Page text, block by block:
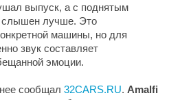
выпуск, а с поднятым
слышен лучше. Это
машины, но для
звук составляет
эмоции.
сообщал 32CARS.RU. Amalfi